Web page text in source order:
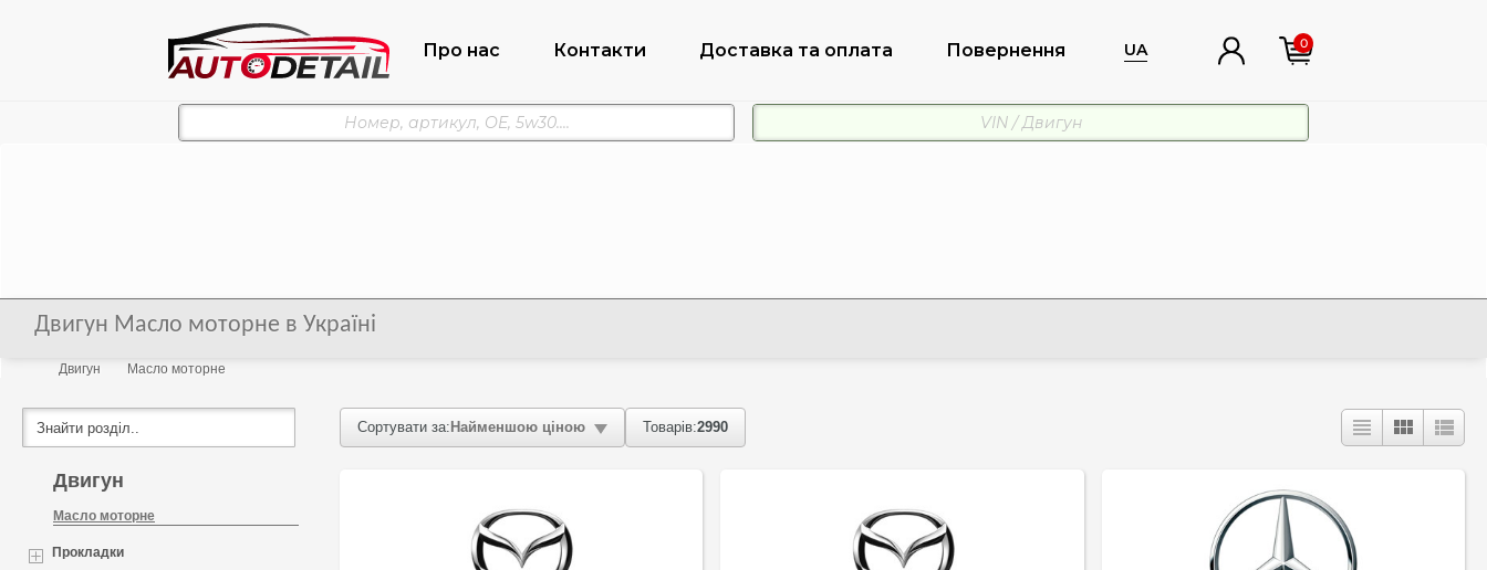
Про нас Контакти Доставка та оплата Повернення UA 0
Двигун Масло моторне в Україні
Двигун Масло моторне
Двигун
Масло моторне
Прокладки
Сортувати за: Найменшою ціною Товарів:2990